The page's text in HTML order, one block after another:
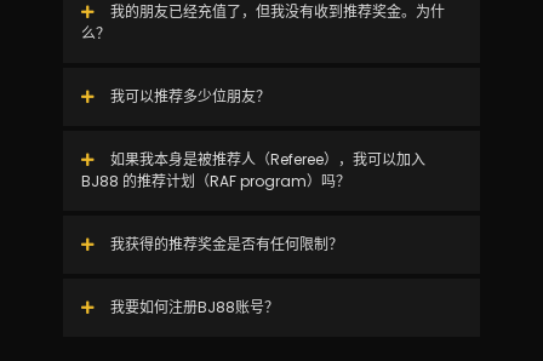
我的朋友已经充值了，但我没有收到推荐奖金。为什
么？
我可以推荐多少位朋友？
如果我本身是被推荐人（Referee），我可以加入
BJ88 的推荐计划（RAF program）吗？
我获得的推荐奖金是否有任何限制？
我要如何注册BJ88账号？